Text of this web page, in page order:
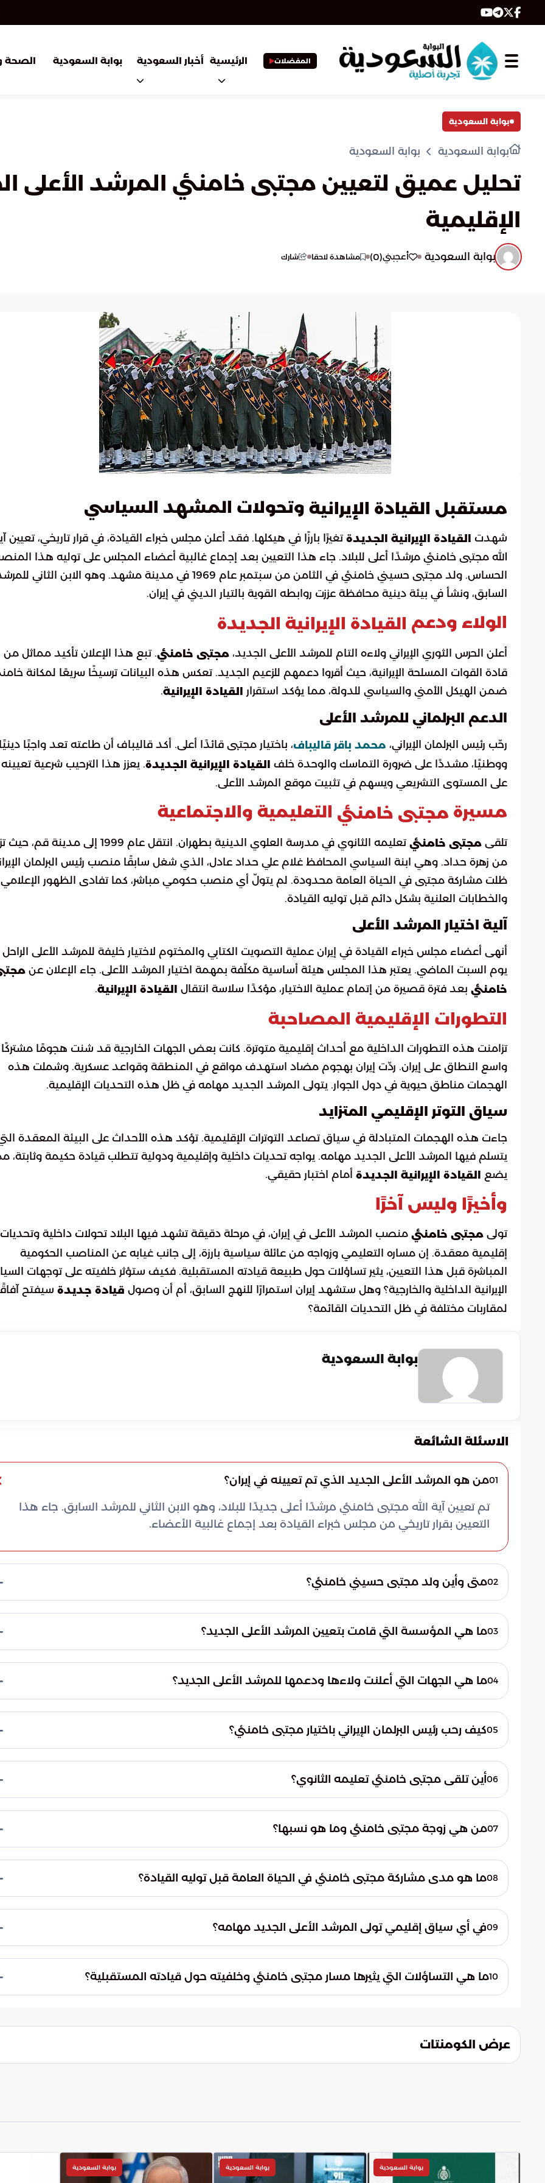
المفضلات الرئيسية أخبار السعودية بوابة السعودية الصحة
بوابة السعودية
بوابة السعودية بوابة السعودية
تحليل عميق لتعيين مجتبى خامنئي المرشد الأعلى
الإقليمية
بوابة السعودية أعجبني(
0
) مشاهدة لاحقا شارك
مستقبل القيادة الإيرانية وتحولات المشهد السياسي
شهدت القيادة الإيرانية الجديدة تغيرًا بارزًا في هيكلها. فقد أعلن مجلس خبراء القيادة، في قرار تاريخي، تعيين
الله مجتبى خامنئي مرشدًا أعلى للبلاد. جاء هذا التعيين بعد إجماع غالبية أعضاء المجلس على توليه هذا
الحساس. ولد مجتبى حسيني خامنئي في الثامن من سبتمبر عام 1969 في مدينة مشهد. وهو الابن الثاني
السابق، ونشأ في بيئة دينية محافظة عززت روابطه القوية بالتيار الديني في إيران.
الولاء ودعم القيادة الإيرانية الجديدة
أعلن الحرس الثوري الإيراني ولاءه التام للمرشد الأعلى الجديد، مجتبى خامنئي. تبع هذا الإعلان تأكيد مماثل من
قادة القوات المسلحة الإيرانية، حيث أقروا دعمهم للزعيم الجديد. تعكس هذه البيانات ترسيخًا سريعًا لمكانة
ضمن الهيكل الأمني والسياسي للدولة، مما يؤكد استقرار
القيادة الإيرانية.
الدعم البرلماني للمرشد الأعلى
رحّب رئيس البرلمان الإيراني، محمد باقر قاليباف، باختيار مجتبى قائدًا أعلى. أكد قاليباف أن طاعته تعد واجبًا دينيًا
ووطنيًا، مشددًا على ضرورة التماسك والوحدة خلف
القيادة الإيرانية الجديدة. يعزز هذا الترحيب شرعية تعيينه
على المستوى التشريعي ويسهم في تثبيت موقع المرشد الأعلى.
مسيرة مجتبى خامنئي التعليمية والاجتماعية
تلقى مجتبى خامنئي
تعليمه الثانوي في مدرسة العلوي الدينية بطهران. انتقل عام 1999 إلى مدينة
من زهرة حداد. وهي ابنة السياسي المحافظ غلام علي حداد عادل، الذي شغل سابقًا منصب رئيس البرلمان
ظلت مشاركة مجتبى في الحياة العامة محدودة. لم يتولّ أي منصب حكومي مباشر، كما تفادى الظهور الإعلامي
والخطابات العلنية بشكل دائم قبل توليه القيادة.
آلية اختيار المرشد الأعلى
أنهى أعضاء مجلس خبراء القيادة في إيران عملية التصويت الكتابي والمختوم لاختيار خليفة للمرشد الأعلى
يوم السبت الماضي. يعتبر هذا المجلس هيئة أساسية مكلّفة بمهمة اختيار المرشد الأعلى. جاء الإعلان عن
خامنئي بعد فترة قصيرة من إتمام عملية الاختيار، مؤكدًا سلاسة انتقال القيادة الإيرانية.
التطورات الإقليمية المصاحبة
تزامنت هذه التطورات الداخلية مع أحداث إقليمية متوترة. كانت بعض الجهات الخارجية قد شنت هجومًا مشتركًا
واسع النطاق على إيران. ردّت إيران بهجوم مضاد استهدف مواقع في المنطقة وقواعد عسكرية. وشملت هذه
الهجمات مناطق حيوية في دول الجوار. يتولى المرشد الجديد مهامه في ظل هذه التحديات الإقليمية.
سياق التوتر الإقليمي المتزايد
جاءت هذه الهجمات المتبادلة في سياق تصاعد التوترات الإقليمية. تؤكد هذه الأحداث على البيئة المعقدة
يتسلم فيها المرشد الأعلى الجديد مهامه. يواجه تحديات داخلية وإقليمية ودولية تتطلب قيادة حكيمة وثابتة،
يضع
القيادة الإيرانية الجديدة أمام اختبار حقيقي.
وأخيرًا وليس آخرًا
تولى مجتبى خامنئي منصب المرشد الأعلى في إيران، في مرحلة دقيقة تشهد فيها البلاد تحولات داخلية وتحديات
إقليمية معقدة. إن مساره التعليمي وزواجه من عائلة سياسية بارزة، إلى جانب غيابه عن المناصب الحكومية
المباشرة قبل هذا التعيين، يثير تساؤلات حول طبيعة قيادته المستقبلية. فكيف ستؤثر خلفيته على توجهات
الإيرانية الداخلية والخارجية؟ وهل ستشهد إيران استمرارًا للنهج السابق، أم أن وصول قيادة جديدة سيفتح
لمقاربات مختلفة في ظل التحديات القائمة؟
بوابة السعودية
الاسئلة الشائعة
01من هو المرشد الأعلى الجديد الذي تم تعيينه في إيران؟
تم تعيين آية الله مجتبى خامنئي مرشدًا أعلى جديدًا للبلاد، وهو الابن الثاني للمرشد السابق. جاء هذا
التعيين بقرار تاريخي من مجلس خبراء القيادة بعد إجماع غالبية الأعضاء.
02متى وأين ولد مجتبى حسيني خامنئي؟
وقد نشأ في بيئة دينية محافظة. عززت هذه البيئة روابطه القوية بالتيار الديني في إيران.03ما هي المؤسسة التي قامت بتعيين المرشد الأعلى الجديد؟
هيئة أساسية مكلّفة بمهمة اختيار المرشد الأعلى، وقد تم الإعلان بعد فترة قصيرة من إتمام عملية
الاختيار.
04ما هي الجهات التي أعلنت ولاءها ودعمها للمرشد الأعلى الجديد؟
مماثل من قادة القوات المسلحة الإيرانية، حيث أقروا دعمهم للزعيم الجديد، مما يعكس ترسيخًا سريعًا05كيف رحب رئيس البرلمان الإيراني باختيار مجتبى خامنئي؟
واجبًا دينيًا ووطنيًا، مشددًا على ضرورة التماسك والوحدة خلف القيادة الجديدة.06أين تلقى مجتبى خامنئي تعليمه الثانوي؟
مدينة قم، حيث استكمل مساره التعليمي والديني.07من هي زوجة مجتبى خامنئي وما هو نسبها؟
سابقًا منصب رئيس البرلمان الإيراني. هذا الزواج ربطه بعائلة سياسية بارزة.08ما هو مدى مشاركة مجتبى خامنئي في الحياة العامة قبل توليه القيادة؟
مباشر، كما تفادى الظهور الإعلامي والخطابات العلنية بشكل دائم.09في أي سياق إقليمي تولى المرشد الأعلى الجديد مهامه؟
أحداث إقليمية شهدت هجمات متبادلة بين إيران وجهات خارجية، مما يؤكد البيئة المعقدة التي يتسلم
فيها مهامه.
10ما هي التساؤلات التي يثيرها مسار مجتبى خامنئي وخلفيته حول قيادته المستقبلية؟
توجهات السياسة الإيرانية الداخلية والخارجية.
عرض الكومنتات
بوابة السعودية بوابة السعودية بوابة السعودية